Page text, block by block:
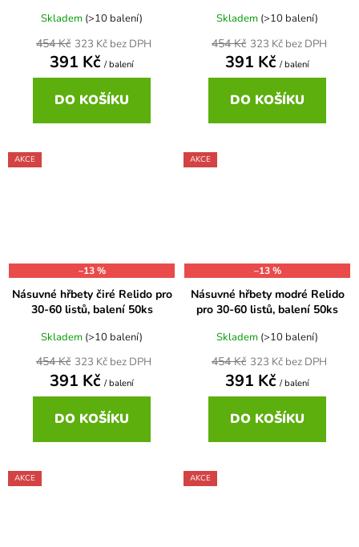
Skladem (>10 balení)
323 Kč bez DPH
391 Kč / balení
454 Kč
DO KOŠÍKU
Skladem (>10 balení)
323 Kč bez DPH
391 Kč / balení
454 Kč
DO KOŠÍKU
AKCE
–13 %
Násuvné hřbety čiré Relido pro
30-60 listů, balení 50ks
Skladem (>10 balení)
323 Kč bez DPH
391 Kč / balení
454 Kč
DO KOŠÍKU
AKCE
–13 %
Násuvné hřbety modré Relido
pro 30-60 listů, balení 50ks
Skladem (>10 balení)
323 Kč bez DPH
391 Kč / balení
454 Kč
DO KOŠÍKU
AKCE AKCE